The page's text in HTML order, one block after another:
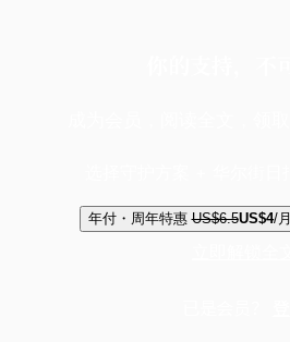
年付・周年特惠 US$6.5US$4/月